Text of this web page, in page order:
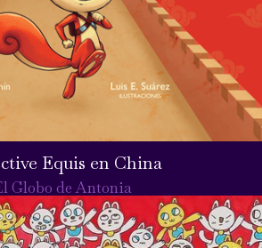
Equis en China
Globo de Antonia